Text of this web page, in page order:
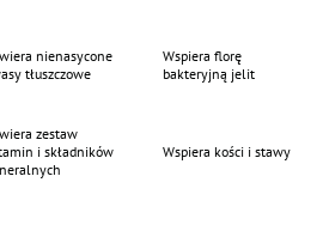
nienasycone
tłuszczowe
Wspiera florę
bakteryjną jelit
zestaw
i składników
Wspiera kości i stawy